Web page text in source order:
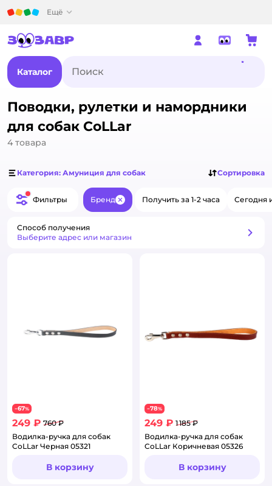
Ещё
Каталог
Поводки, рулетки и намордники
для собак CoLLar
4 товара
Категория: Амуниция для собак Сортировка
Фильтры Бренд ЗакрытьПолучить за 1-2 часа Сегодня
Способ получения
Выберите адрес или магазин
−67%
249 ₽ 760 ₽
Водилка-ручка для собак
CoLLar Черная 05321
В корзину
−78%
249 ₽ 1 185 ₽
Водилка-ручка для собак
CoLLar Коричневая 05326
В корзину